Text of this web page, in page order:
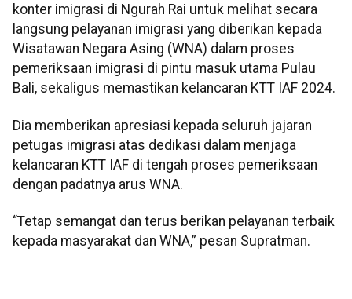
konter imigrasi di Ngurah Rai untuk melihat secara
langsung pelayanan imigrasi yang diberikan kepada
Wisatawan Negara Asing (WNA) dalam proses
pemeriksaan imigrasi di pintu masuk utama Pulau
Bali, sekaligus memastikan kelancaran KTT IAF 2024.
Dia memberikan apresiasi kepada seluruh jajaran
petugas imigrasi atas dedikasi dalam menjaga
kelancaran KTT IAF di tengah proses pemeriksaan
dengan padatnya arus WNA.
“Tetap semangat dan terus berikan pelayanan terbaik
kepada masyarakat dan WNA,” pesan Supratman.